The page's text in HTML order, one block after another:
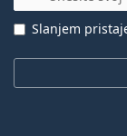
Slanjem